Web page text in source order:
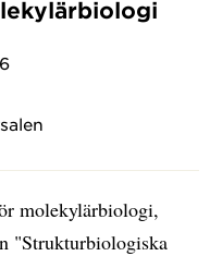
molekylärbiologi,
"Strukturbiologiska